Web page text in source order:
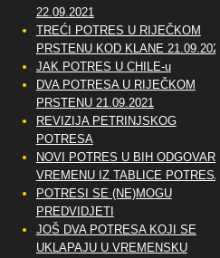
22.09.2021
TREĆI POTRES U RIJEČKOM
PRSTENU KOD KLANE 21.09.2021
JAK POTRES U CHILE-u
DVA POTRESA U RIJEČKOM
PRSTENU 21.09.2021
REVIZIJA PETRINJSKOG
POTRESA
NOVI POTRES U BIH ODGOVARA
VREMENU IZ TABLICE POTRESA
POTRESI SE (NE)MOGU
PREDVIDJETI
JOŠ DVA POTRESA KOJI SE
UKLAPAJU U VREMENSKU